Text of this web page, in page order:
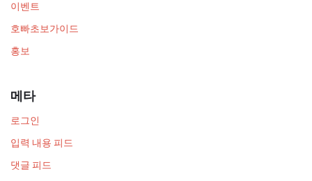
이벤트
호빠초보가이드
홍보
메타
로그인
입력 내용 피드
댓글 피드